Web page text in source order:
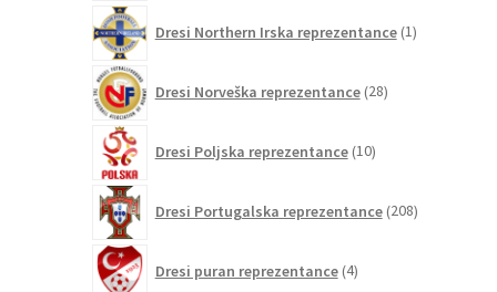
Dresi Northern Irska reprezentance 1izdelek
Dresi Norveška reprezentance 28izdelkov
Dresi Poljska reprezentance 10izdelkov
Dresi Portugalska reprezentance 208izdelkov
Dresi puran reprezentance 4izdelki